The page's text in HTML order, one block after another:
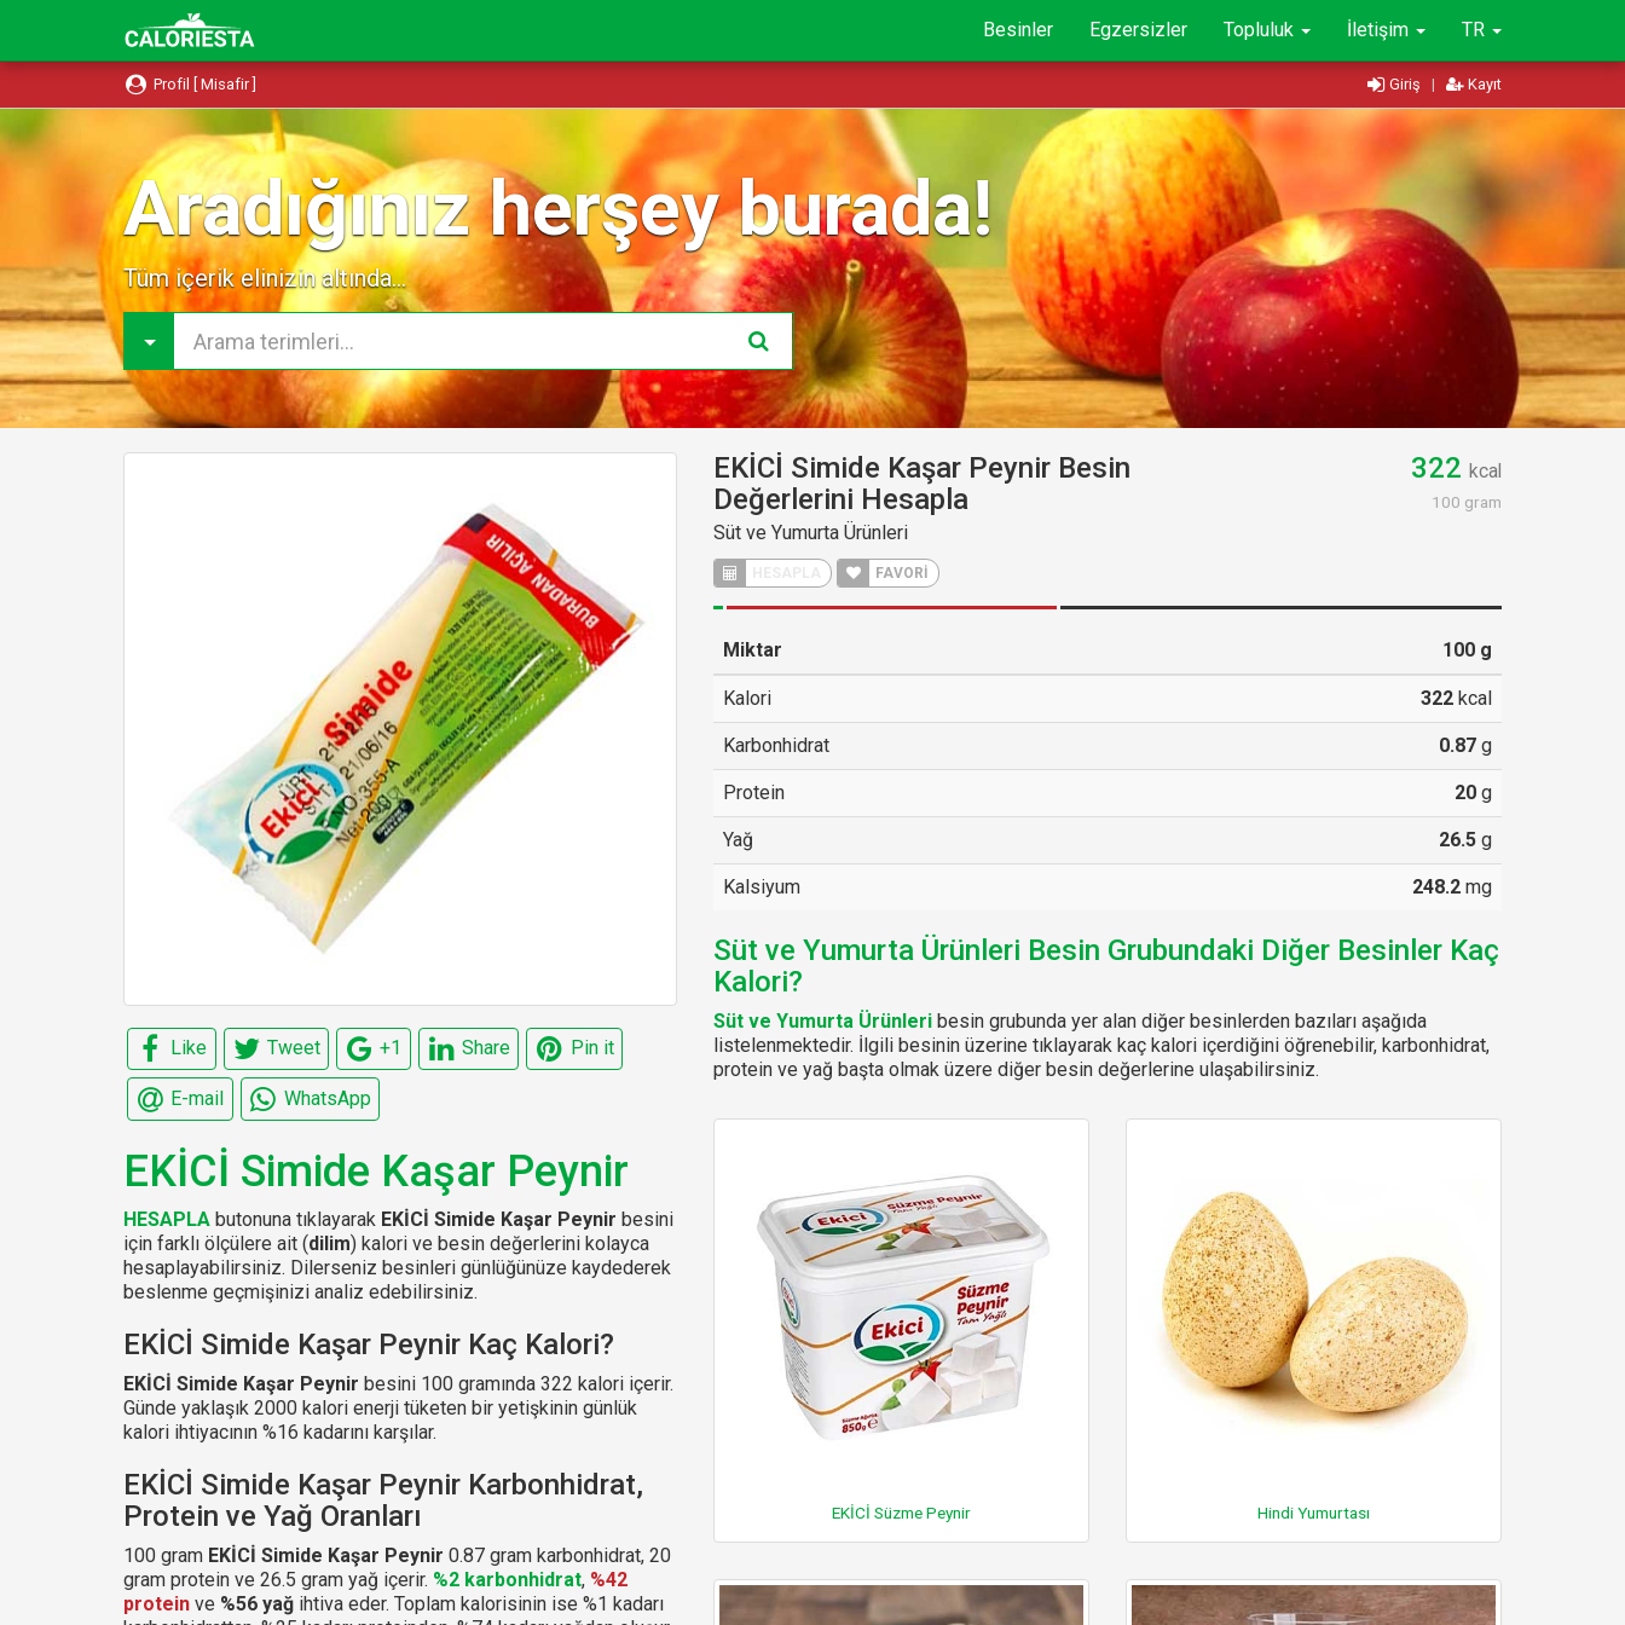
Besinler Egzersizler Topluluk İletişim TR
Profil [ Misafir ] Giriş | Kayıt
Aradığınız herşey burada!
Tüm içerik elinizin altında...
Like Tweet +1 Share Pin it
E-mail WhatsApp
EKİCİ Simide Kaşar Peynir
HESAPLA butonuna tıklayarak EKİCİ Simide Kaşar Peynir besini
için farklı ölçülere ait (dilim) kalori ve besin değerlerini kolayca
hesaplayabilirsiniz. Dilerseniz besinleri günlüğünüze kaydederek
beslenme geçmişinizi analiz edebilirsiniz.
EKİCİ Simide Kaşar Peynir Kaç Kalori?
EKİCİ Simide Kaşar Peynir besini 100 gramında 322 kalori içerir.
Günde yaklaşık 2000 kalori enerji tüketen bir yetişkinin günlük
kalori ihtiyacının %16 kadarını karşılar.
EKİCİ Simide Kaşar Peynir Karbonhidrat,
Protein ve Yağ Oranları
100 gram EKİCİ Simide Kaşar Peynir 0.87 gram karbonhidrat, 20
gram protein ve 26.5 gram yağ içerir. %2 karbonhidrat, %42
protein ve %56 yağ ihtiva eder. Toplam kalorisinin ise %1 kadarı
EKİCİ Simide Kaşar Peynir Besin
Değerlerini Hesapla
Süt ve Yumurta Ürünleri
FAVORİ
322 kcal
100 gram
Miktar 100g
Kalori 322kcal
Karbonhidrat 0.87g
Protein 20g
Yağ 26.5g
Kalsiyum 248.2mg
Süt ve Yumurta Ürünleri Besin Grubundaki Diğer Besinler Kaç
Kalori?
Süt ve Yumurta Ürünleribesin grubunda yer alan diğer besinlerden bazıları aşağıda
listelenmektedir. İlgili besinin üzerine tıklayarak kaç kalori içerdiğini öğrenebilir, karbonhidrat,
protein ve yağ başta olmak üzere diğer besin değerlerine ulaşabilirsiniz.
EKİCİ Süzme Peynir Hindi Yumurtası